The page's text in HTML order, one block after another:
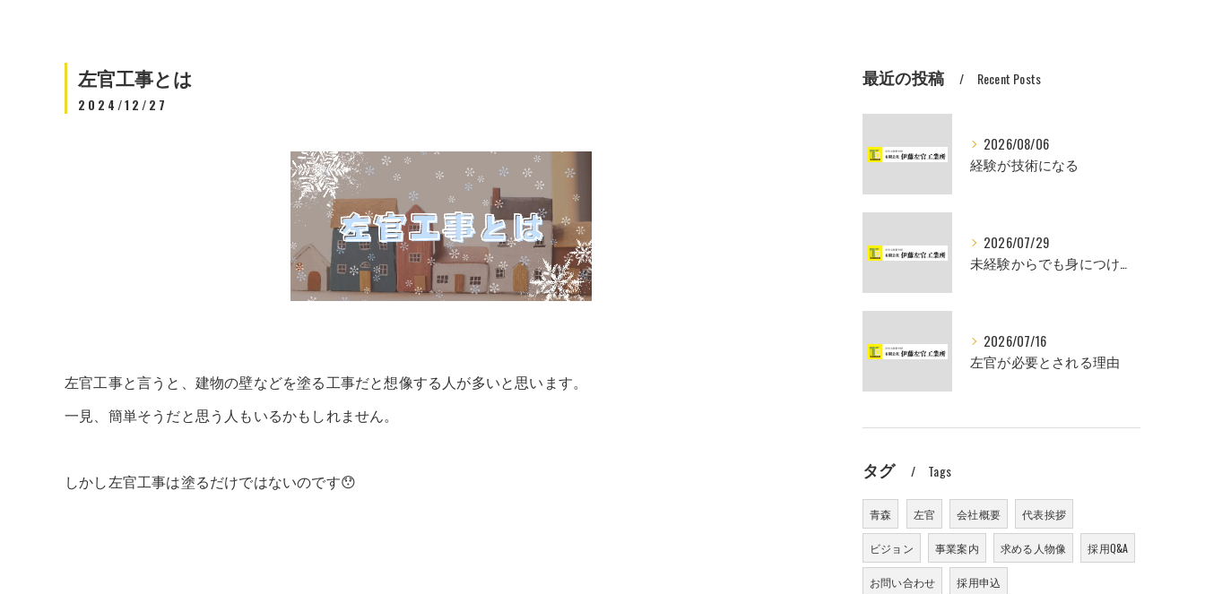
左官工事とは
2024/12/27
左官工事と言うと、建物の壁などを塗る工事だと想像する人が多いと思います。
一見、簡単そうだと思う人もいるかもしれません。
しかし左官工事は塗るだけではないのです😯
最近の投稿 Recent Posts
2026/08/06
経験が技術になる
2026/07/29
未経験からでも身につけられるスキル
2026/07/16
左官が必要とされる理由
タグ Tags
青森 左官 会社概要 代表挨拶
ビジョン 事業案内 求める人物像 採用Q&A
お問い合わせ 採用申込